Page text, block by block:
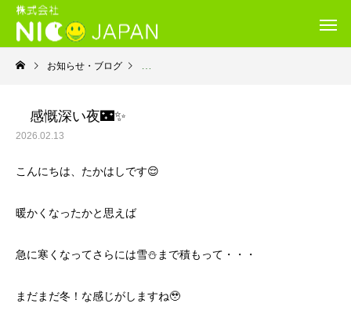
お知らせ・ブログ 就労継続支援Ｂ型・ニコプレイス
感慨深い夜🌃✨
2026.02.13
こんにちは、たかはしです😌
暖かくなったかと思えば
急に寒くなってさらには雪⛄まで積もって・・・
まだまだ冬！な感じがしますね🥹